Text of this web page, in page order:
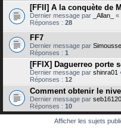
[FFII] A la conquète de
Dernier message par _Allan_ «
Réponses : 28
FF7
Dernier message par Simousse
Réponses : 1
[FFIX] Daguerreo porte
Dernier message par shinra01
Réponses : 12
Comment obtenir le
Dernier message par seb16120
Réponses : 10
Afficher les sujets